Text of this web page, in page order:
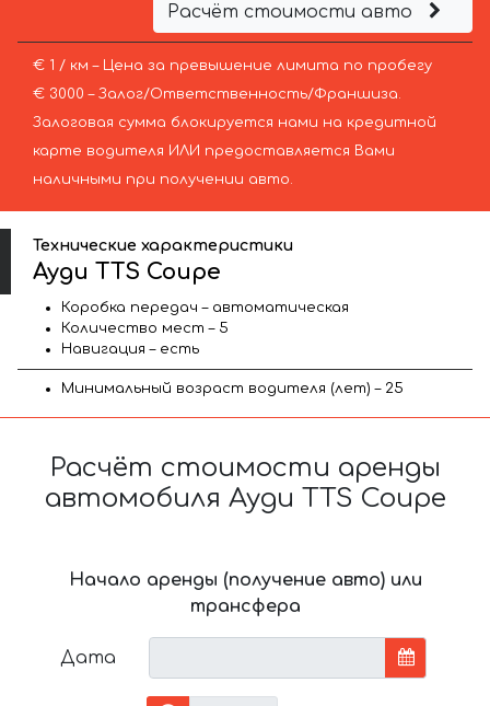
Расчёт стоимости авто
€ 1 / км – Цена за превышение лимита по пробегу
€ 3000 – Залог/Ответственность/Франшиза.
Залоговая сумма блокируется нами на кредитной
карте водителя ИЛИ предоставляется Вами
наличными при получении авто.
Технические характеристики
Ауди TTS Coupe
Коробка передач – автоматическая
Количество мест – 5
Навигация – есть
Минимальный возраст водителя (лет) – 25
Расчёт стоимости аренды
автомобиля Ауди TTS Coupe
Начало аренды (получение авто) или
трансфера
Дата